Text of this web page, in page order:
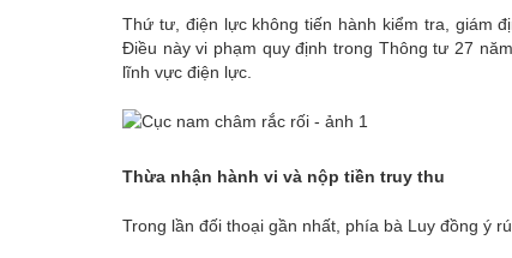
Thứ tư, điện lực không tiến hành kiểm tra, giám
Điều này vi phạm quy định trong Thông tư 27
lĩnh vực điện lực.
Thừa nhận hành vi và nộp tiền truy thu
Trong lần đối thoại gần nhất, phía bà Luy đồng ý